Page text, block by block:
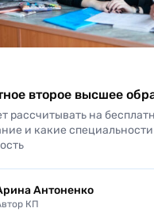
геометрия и
дорог
и метрополитены
транспортных и
вагонное хозяйство
второе высшее
рассчитывать на
и какие
Антоненко
КП